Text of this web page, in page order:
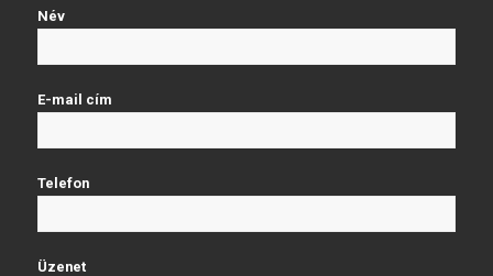
Név
E-mail cím
Telefon
Üzenet